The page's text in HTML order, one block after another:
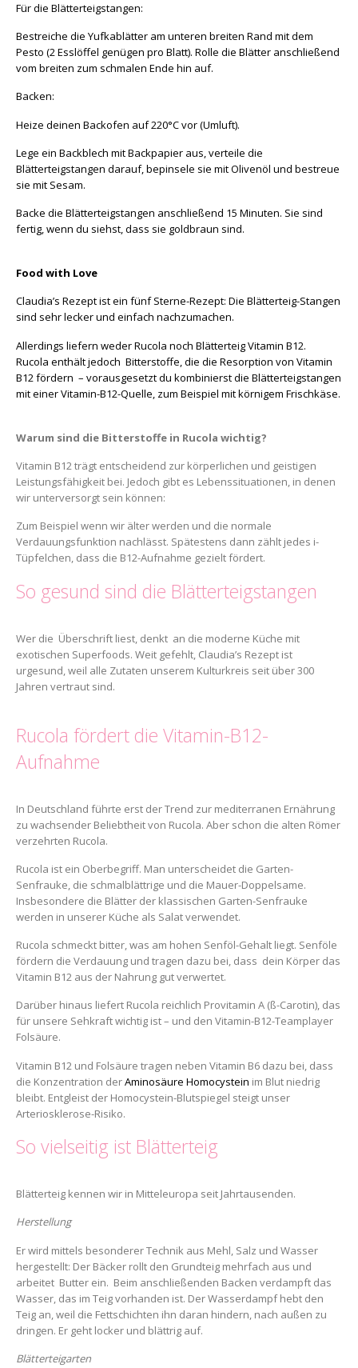
Für die Blätterteigstangen:
Bestreiche die Yufkablätter am unteren breiten Rand mit dem
Pesto (2 Esslöffel genügen pro Blatt). Rolle die Blätter anschließend
vom breiten zum schmalen Ende hin auf.
Backen:
Heize deinen Backofen auf 220°C vor (Umluft).
Lege ein Backblech mit Backpapier aus, verteile die
Blätterteigstangen darauf, bepinsele sie mit Olivenöl und bestreue
sie mit Sesam.
Backe die Blätterteigstangen anschließend 15 Minuten. Sie sind
fertig, wenn du siehst, dass sie goldbraun sind.
Food with Love
Claudia’s Rezept ist ein fünf Sterne-Rezept: Die Blätterteig-Stangen
sind sehr lecker und einfach nachzumachen.
Allerdings liefern weder Rucola noch Blätterteig Vitamin B12.
Rucola enthält jedoch Bitterstoffe, die die Resorption von Vitamin
B12 fördern – vorausgesetzt du kombinierst die Blätterteigstangen
mit einer Vitamin-B12-Quelle, zum Beispiel mit körnigem Frischkäse.
Warum sind die Bitterstoffe in Rucola wichtig?
Vitamin B12 trägt entscheidend zur körperlichen und geistigen
Leistungsfähigkeit bei. Jedoch gibt es Lebenssituationen, in denen
wir unterversorgt sein können:
Zum Beispiel wenn wir älter werden und die normale
Verdauungsfunktion nachlässt. Spätestens dann zählt jedes i-
Tüpfelchen, dass die B12-Aufnahme gezielt fördert.
So gesund sind die Blätterteigstangen
Wer die Überschrift liest, denkt an die moderne Küche mit
exotischen Superfoods. Weit gefehlt, Claudia’s Rezept ist
urgesund, weil alle Zutaten unserem Kulturkreis seit über 300
Jahren vertraut sind.
Rucola fördert die Vitamin-B12-
Aufnahme
In Deutschland führte erst der Trend zur mediterranen Ernährung
zu wachsender Beliebtheit von Rucola. Aber schon die alten Römer
verzehrten Rucola.
Rucola ist ein Oberbegriff. Man unterscheidet die Garten-
Senfrauke, die schmalblättrige und die Mauer-Doppelsame.
Insbesondere die Blätter der klassischen Garten-Senfrauke
werden in unserer Küche als Salat verwendet.
Rucola schmeckt bitter, was am hohen Senföl-Gehalt liegt. Senföle
fördern die Verdauung und tragen dazu bei, dass dein Körper das
Vitamin B12 aus der Nahrung gut verwertet.
Darüber hinaus liefert Rucola reichlich Provitamin A (ß-Carotin), das
für unsere Sehkraft wichtig ist – und den Vitamin-B12-Teamplayer
Folsäure.
Vitamin B12 und Folsäure tragen neben Vitamin B6 dazu bei, dass
die Konzentration derAminosäure Homocystein im Blut niedrig
bleibt. Entgleist der Homocystein-Blutspiegel steigt unser
Arteriosklerose-Risiko.
So vielseitig ist Blätterteig
Blätterteig kennen wir in Mitteleuropa seit Jahrtausenden.
Herstellung
Er wird mittels besonderer Technik aus Mehl, Salz und Wasser
hergestellt: Der Bäcker rollt den Grundteig mehrfach aus und
arbeitet Butter ein. Beim anschließenden Backen verdampft das
Wasser, das im Teig vorhanden ist. Der Wasserdampf hebt den
Teig an, weil die Fettschichten ihn daran hindern, nach außen zu
dringen. Er geht locker und blättrig auf.
Blätterteigarten